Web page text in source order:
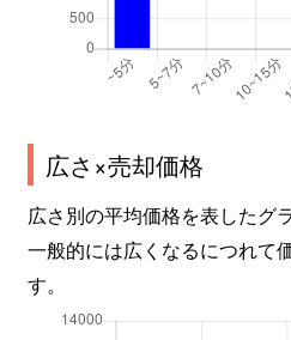
広さ×売却価格
広さ別の平均価格を表したグ
一般的には広くなるにつれて
す。